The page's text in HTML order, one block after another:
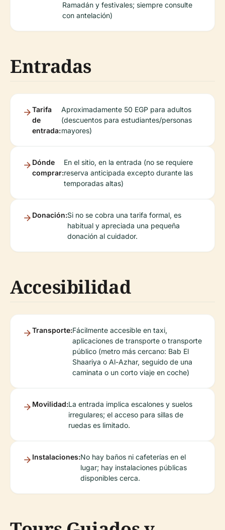
Ramadán y festivales; siempre consulte
con antelación)
Entradas
Tarifa
de
entrada:
Aproximadamente 50 EGP para adultos
(descuentos para estudiantes/personas
mayores)
Dónde
comprar:
En el sitio, en la entrada (no se requiere
reserva anticipada excepto durante las
temporadas altas)
Donación:Si no se cobra una tarifa formal, es
habitual y apreciada una pequeña
donación al cuidador.
Accesibilidad
Transporte:Fácilmente accesible en taxi,
aplicaciones de transporte o transporte
público (metro más cercano: Bab El
Shaariya o Al-Azhar, seguido de una
caminata o un corto viaje en coche)
Movilidad:La entrada implica escalones y suelos
irregulares; el acceso para sillas de
ruedas es limitado.
Instalaciones:No hay baños ni cafeterías en el
lugar; hay instalaciones públicas
disponibles cerca.